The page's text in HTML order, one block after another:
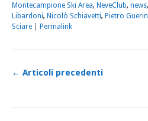
Montecampione Ski Area, NeveClub, news,
Libardoni, Nicolò Schiavetti, Pietro
Sciare
Permalink
← Articoli precedenti